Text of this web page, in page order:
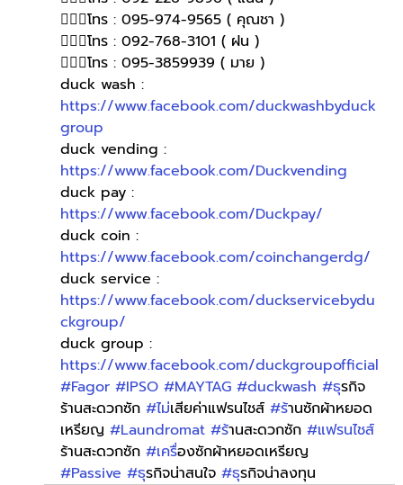
🙋🏻‍♀โทร : 095-974-9565 ( คุณชา )
🙋🏻‍♀โทร : 092-768-3101 ( ฝน )
🙋🏻‍♀️โทร : 095-3859939 ( มาย )
duck wash :
https://www.facebook.com/duckwashbyduck
group
duck vending :
https://www.facebook.com/Duckvending
duck pay :
https://www.facebook.com/Duckpay/
duck coin :
https://www.facebook.com/coinchangerdg/
duck service :
https://www.facebook.com/duckservicebydu
ckgroup/
duck group :
https://www.facebook.com/duckgroupofficial
#Fagor #IPSO #MAYTAG #duckwash #ธุรกิจ
ร้านสะดวกซัก #ไม่เสียค่าแฟรนไชส์ #ร้านซักผ้าหยอด
เหรียญ #Laundromat #ร้านสะดวกซัก #แฟรนไชส์
ร้านสะดวกซัก #เครื่องซักผ้าหยอดเหรียญ
#Passive #ธุรกิจน่าสนใจ #ธุรกิจน่าลงทุน